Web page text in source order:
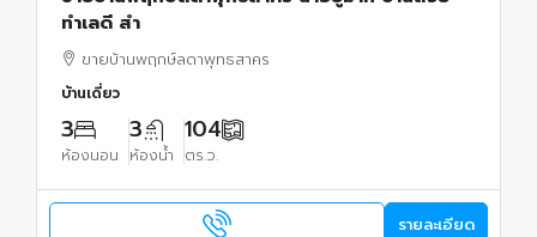
ทำเลดี สำ
ขายบ้านพฤกษ์ลดาพุทธสาคร
บ้านเดี่ยว
3
ห้องนอน
3
ห้องน้ำ
104
ตร.ว.
รายละเอียด